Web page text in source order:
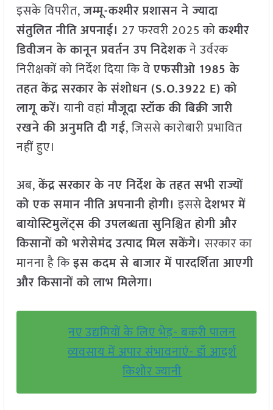
इसके विपरीत,जम्मू-कश्मीर प्रशासन ने ज्यादा
संतुलित नीति अपनाई। 27 फरवरी 2025 कोकश्मीर
डिवीजन के कानून प्रवर्तन उप निदेशकने उर्वरक
निरीक्षकों को निर्देश दिया कि वेएफसीओ 1985के
तहत केंद्र सरकार के संशोधन (S.O.3922 E)को
लागू करें। यानी वहांमौजूदा स्टॉक की बिक्री जारी
रखने की अनुमति दी गई, जिससे कारोबारी प्रभावित
नहीं हुए।
अब,केंद्र सरकार के नए निर्देश के तहत सभी राज्यों
को एक समान नीति अपनानी होगी। इससेदेशभर में
बायोस्टिमुलेंट्स की उपलब्धता सुनिश्चित होगी और
किसानों को भरोसेमंद उत्पाद मिल सकेंगे। सरकार का
मानना है किइस कदम से बाजार में पारदर्शिता आएगी
और किसानों को लाभ मिलेगा।
नए उद्यमियों के लिए भेड़- बकरी पालन
व्यवसाय में अपार संभावनाएं- डॉ आदर्श
किशोर ज्यानी